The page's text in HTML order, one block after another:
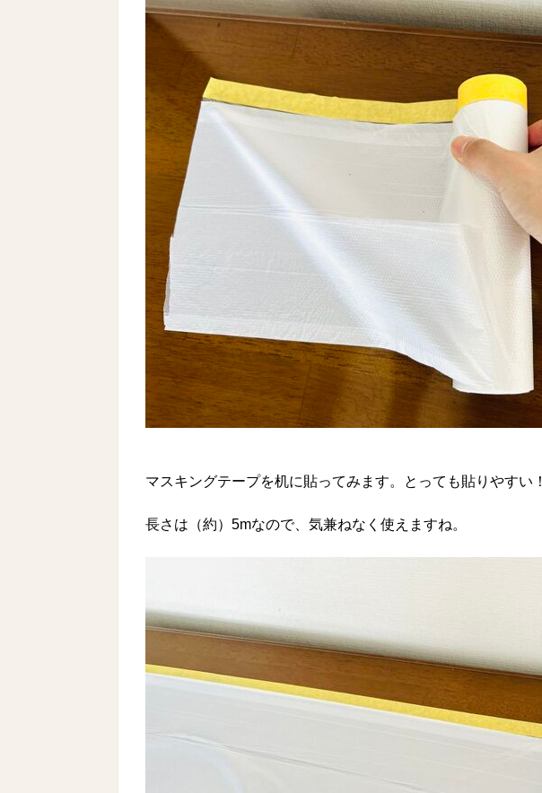
マスキングテープを机に貼ってみます。とっても貼りやすい！
長さは（約）5mなので、気兼ねなく使えますね。